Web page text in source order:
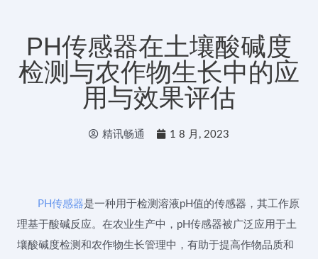
PH传感器在土壤酸碱度
检测与农作物生长中的应
用与效果评估
精讯畅通 1 8 月, 2023
PH传感器是一种用于检测溶液pH值的传感器，其工作原
理基于酸碱反应。在农业生产中，pH传感器被广泛应用于土
壤酸碱度检测和农作物生长管理中，有助于提高作物品质和